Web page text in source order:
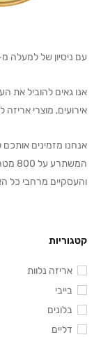
עם ניסיון של למעלה מ-30
אנו גאים להוביל את
אירועים, מוצרי אריזה
אנחנו מזמינים
והעסקיים מרחבי כל
קטגוריות
אריזה נלוות
בייבי
בלונים
דליים